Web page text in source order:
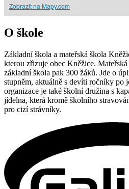
Zobrazit na Mapy.com
O škole
Základní škola a mateřská škola
kterou zřizuje obec Kněžice.
základní škola pak 300 žáků. Jde o
stupněm, aktuálně s devíti ročníky po
organizace je také školní družina s
jídelna, která kromě školního
pro cizí strávníky.